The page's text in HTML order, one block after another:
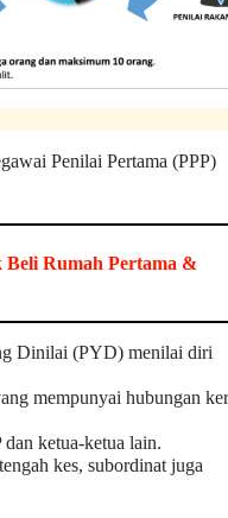
Penilai Pertama (PPP)
Beli Rumah Pertama &
Dinilai (PYD) menilai diri
mempunyai hubungan
dan ketua-ketua lain.
kes, subordinat juga